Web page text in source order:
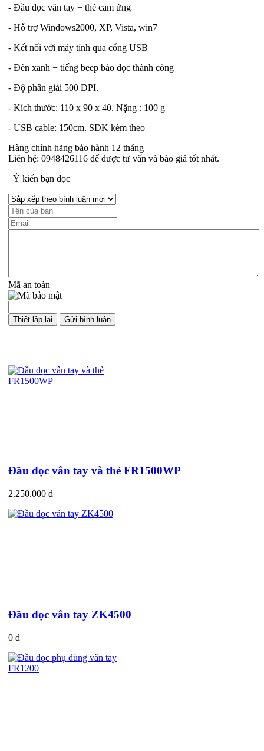
- Đầu đọc vân tay + thẻ cảm ứng
- Hỗ trợ Windows2000, XP, Vista, win7
- Kết nối với máy tính qua cổng USB
- Đèn xanh + tiếng beep báo đọc thành công
- Độ phân giải 500 DPI.
- Kích thước: 110 x 90 x 40. Nặng : 100 g
- USB cable: 150cm. SDK kèm theo
Hàng chính hãng bảo hành 12 tháng
Liên hệ: 0948426116 để được tư vấn và báo giá tốt nhất.
Ý kiến bạn đọc
Mã an toàn
Đầu đọc vân tay và thẻ FR1500WP
2.250.000 đ
Đầu đọc vân tay ZK4500
0 đ